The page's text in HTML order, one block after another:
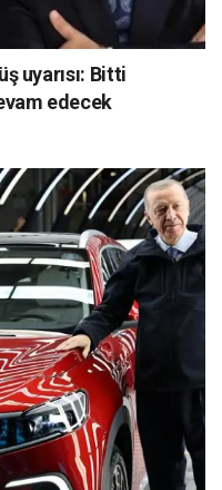
uyarısı: Bitti
edecek